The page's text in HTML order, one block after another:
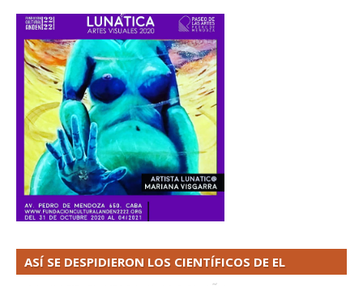
ASÍ SE DESPIDIERON LOS CIENTÍFICOS DE EL